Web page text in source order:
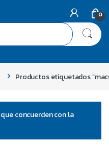
0
Productos etiquetados
concuerden con la